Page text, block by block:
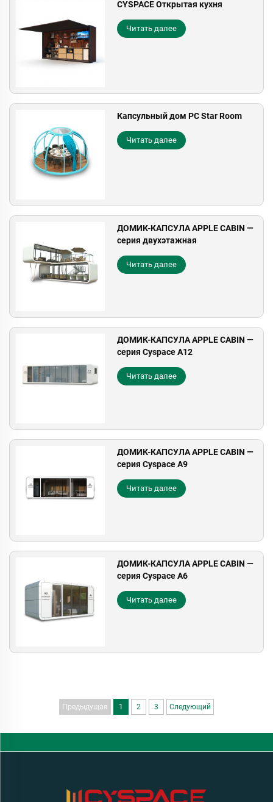
CYSPACE Открытая кухня
Читать далее
Капсульный дом PC Star Room
Читать далее
ДОМИК-КАПСУЛА APPLE CABIN —
серия двухэтажная
Читать далее
ДОМИК-КАПСУЛА APPLE CABIN —
серия Cyspace A12
Читать далее
ДОМИК-КАПСУЛА APPLE CABIN —
серия Cyspace A9
Читать далее
ДОМИК-КАПСУЛА APPLE CABIN —
серия Cyspace A6
Читать далее
Предыдущая 1 2 3 Следующий